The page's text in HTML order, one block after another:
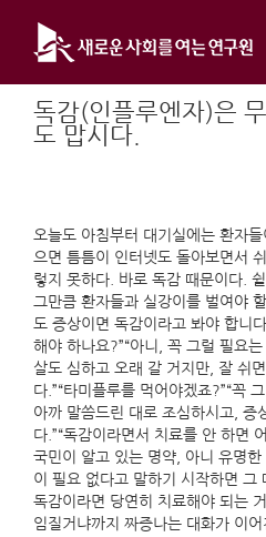
content
독감(인플루엔자)은
도 맙시다.
오늘도 아침부터 대기실에는 환자
으면 틈틈이 인터넷도 돌아보면서
렇지 못하다. 바로 독감 때문이다.
그만큼 환자들과 실강이를 벌여야
도 증상이면 독감이라고 봐야 합니
해야 하나요?”“아니, 꼭 그럴 필요
살도 심하고 오래 갈 거지만, 잘 쉬
다.”“타미플루를 먹어야겠죠?”“꼭
아까 말씀드린 대로 조심하시고, 증
다.”“독감이라면서 치료를 안 하면
국민이 알고 있는 명약, 아니 유명한
이 필요 없다고 말하기 시작하면 그
독감이라면 당연히 치료해야 되는
임질거냐까지 짜증나는 대화가 이